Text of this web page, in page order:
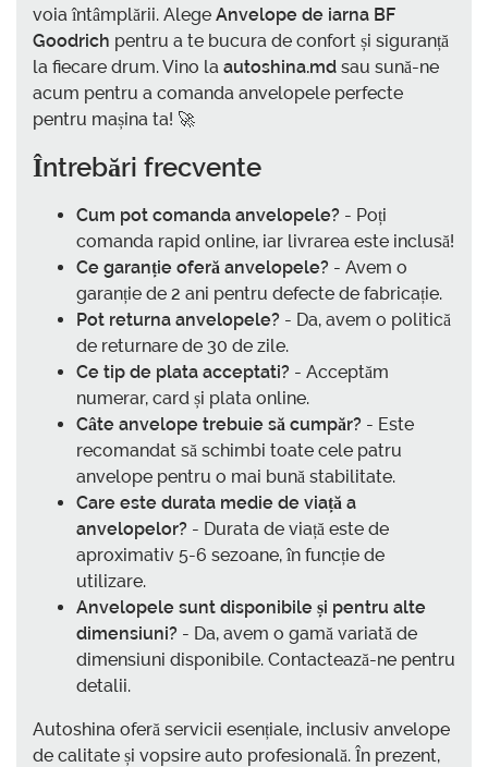
voia întâmplării. Alege Anvelope de iarna BF
Goodrich pentru a te bucura de confort și siguranță
la fiecare drum. Vino la autoshina.md sau sună-ne
acum pentru a comanda anvelopele perfecte
pentru mașina ta! 🚀
Întrebări frecvente
Cum pot comanda anvelopele? - Poți
comanda rapid online, iar livrarea este inclusă!
Ce garanție oferă anvelopele? - Avem o
garanție de 2 ani pentru defecte de fabricație.
Pot returna anvelopele? - Da, avem o politică
de returnare de 30 de zile.
Ce tip de plata acceptati? - Acceptăm
numerar, card și plata online.
Câte anvelope trebuie să cumpăr? - Este
recomandat să schimbi toate cele patru
anvelope pentru o mai bună stabilitate.
Care este durata medie de viață a
anvelopelor? - Durata de viață este de
aproximativ 5-6 sezoane, în funcție de
utilizare.
Anvelopele sunt disponibile și pentru alte
dimensiuni? - Da, avem o gamă variată de
dimensiuni disponibile. Contactează-ne pentru
detalii.
Autoshina oferă servicii esențiale, inclusiv anvelope
de calitate și vopsire auto profesională. În prezent,